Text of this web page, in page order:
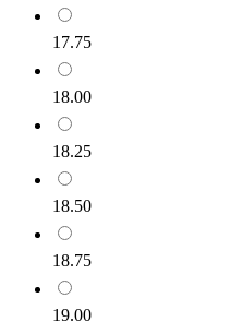
17.75
18.00
18.25
18.50
18.75
19.00